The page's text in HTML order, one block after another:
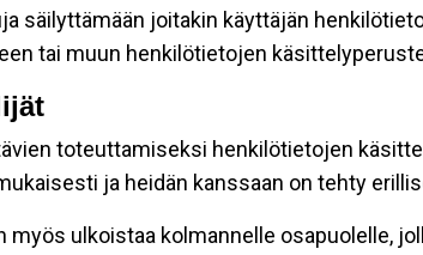
säilyttämään joitakin käyttäjän
tai muun henkilötietojen
toteuttamiseksi henkilötietojen
ja heidän kanssaan on tehty
myös ulkoistaa kolmannelle osapuolelle,